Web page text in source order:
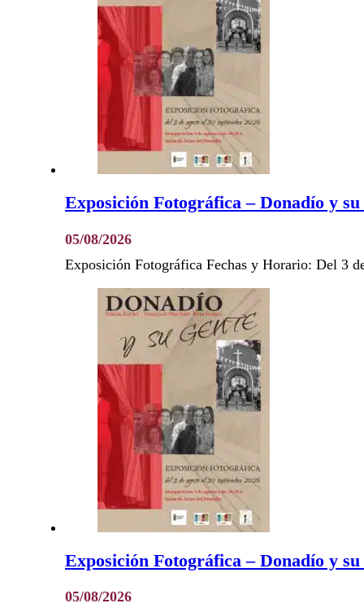
Exposición Fotográfica – Donadío y su
05/08/2026
Exposición Fotográfica Fechas y Horario: Del 3
Exposición Fotográfica – Donadío y su
05/08/2026